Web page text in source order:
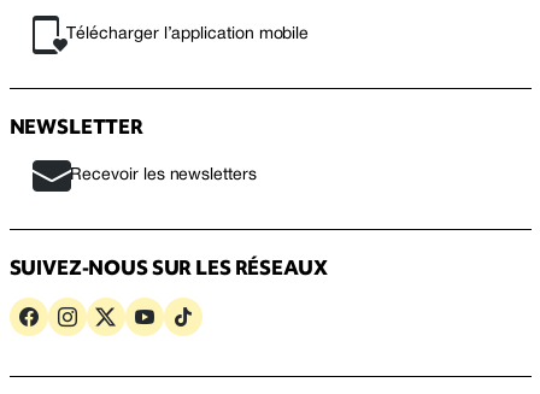
Télécharger l’application mobile
NEWSLETTER
Recevoir les newsletters
SUIVEZ-NOUS SUR LES RÉSEAUX